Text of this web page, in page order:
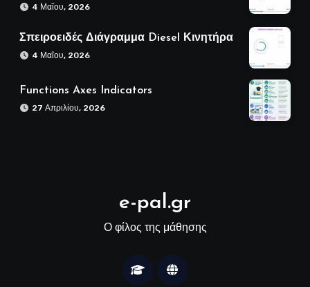
4 Μαΐου, 2026
Σπειροειδές Διάγραμμα Diesel Κινητήρα
4 Μαΐου, 2026
Functions Axes Indicators
27 Απριλίου, 2026
e-pal.gr
Ο φίλος της μάθησης